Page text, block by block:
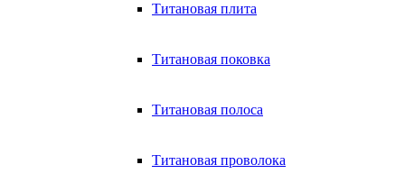
Титановая плита
Титановая поковка
Титановая полоса
Титановая проволока